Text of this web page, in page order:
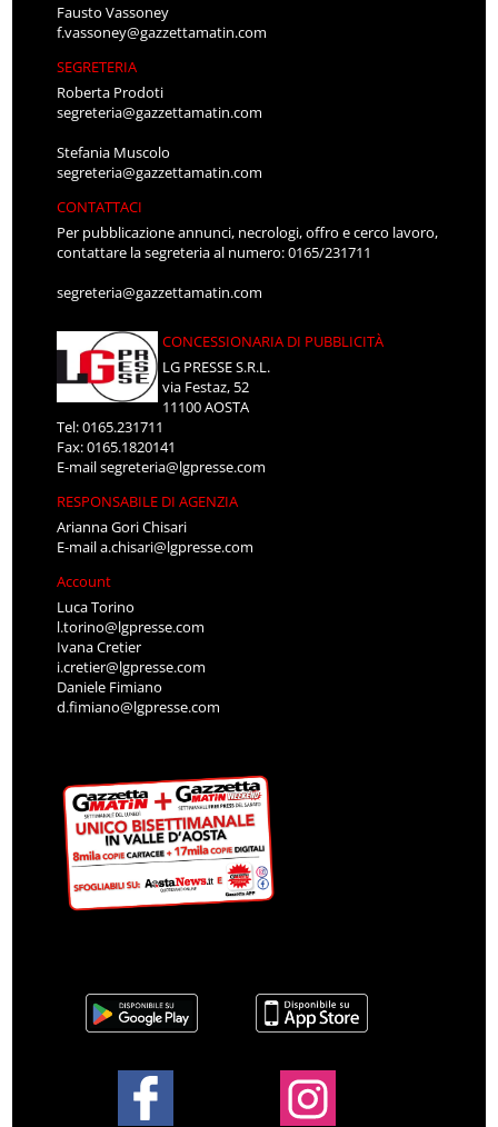
Fausto Vassoney
f.vassoney@gazzettamatin.com
SEGRETERIA
Roberta Prodoti
segreteria@gazzettamatin.com
Stefania Muscolo
segreteria@gazzettamatin.com
CONTATTACI
Per pubblicazione annunci, necrologi, offro e cerco lavoro,
contattare la segreteria al numero: 0165/231711
segreteria@gazzettamatin.com
CONCESSIONARIA DI PUBBLICITÀ
LG PRESSE S.R.L.
via Festaz, 52
11100 AOSTA
Tel: 0165.231711
Fax: 0165.1820141
E-mailsegreteria@lgpresse.com
RESPONSABILE DI AGENZIA
Arianna Gori Chisari
E-maila.chisari@lgpresse.com
Account
Luca Torino
l.torino@lgpresse.com
Ivana Cretier
i.cretier@lgpresse.com
Daniele Fimiano
d.fimiano@lgpresse.com